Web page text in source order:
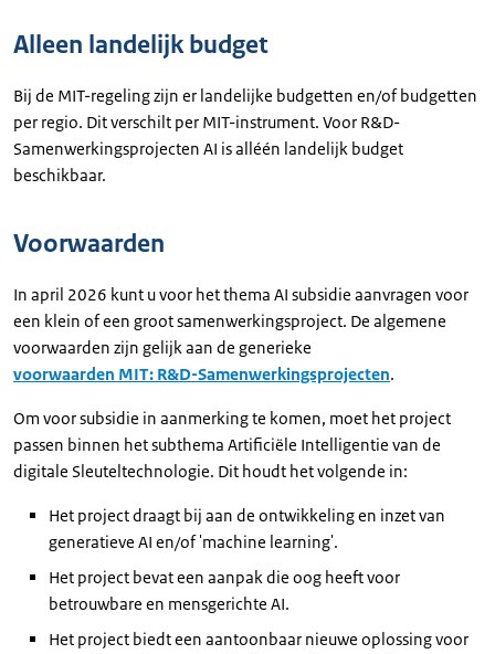
Alleen landelijk budget
Bij de MIT-regeling zijn er landelijke budgetten en/of budgetten
per regio. Dit verschilt per MIT-instrument. Voor R&D-
Samenwerkingsprojecten AI is alléén landelijk budget
beschikbaar.
Voorwaarden
In april 2026 kunt u voor het thema AI subsidie aanvragen voor
een klein of een groot samenwerkingsproject. De algemene
voorwaarden zijn gelijk aan de generieke
voorwaarden MIT: R&D-Samenwerkingsprojecten.
Om voor subsidie in aanmerking te komen, moet het project
passen binnen het subthema Artificiële Intelligentie van de
digitale Sleuteltechnologie. Dit houdt het volgende in:
Het project draagt bij aan de ontwikkeling en inzet van
generatieve AI en/of 'machine learning'.
Het project bevat een aanpak die oog heeft voor
betrouwbare en mensgerichte AI.
Het project biedt een aantoonbaar nieuwe oplossing voor